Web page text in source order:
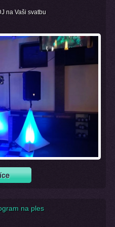
na Vaši svatbu
na ples